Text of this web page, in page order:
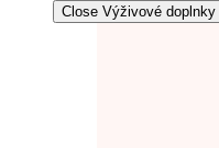
Close Výživové doplnky